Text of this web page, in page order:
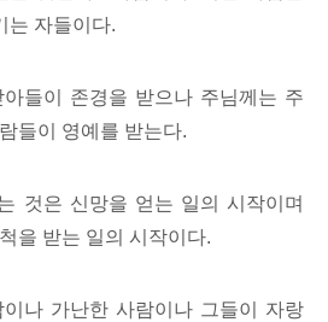
는 자들이다.
들이 존경을 받으나 주님께는 주
들이 영예를 받는다.
것은 신망을 얻는 일의 시작이며
을 받는 일의 시작이다.
나 가난한 사람이나 그들이 자랑